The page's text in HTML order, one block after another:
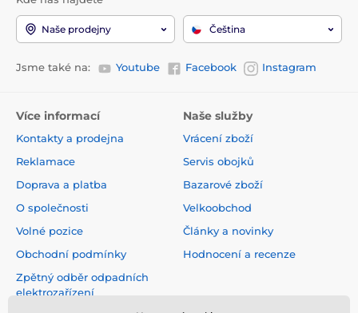
Naše prodejny Čeština
Jsme také na: Youtube Facebook Instagram
Více informací
Kontakty a prodejna
Reklamace
Doprava a platba
O společnosti
Volné pozice
Obchodní podmínky
Zpětný odběr odpadních
elektrozařízení
Naše služby
Vrácení zboží
Servis obojků
Bazarové zboží
Velkoobchod
Články a novinky
Hodnocení a recenze